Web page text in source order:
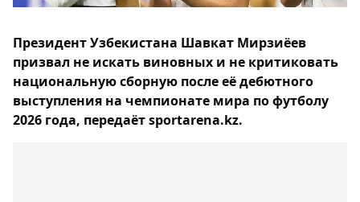
Президент Узбекистана Шавкат Мирзиёев
призвал не искать виновных и не критиковать
национальную сборную после её дебютного
выступления на чемпионате мира по футболу
2026 года, передаёт sportarena.kz.